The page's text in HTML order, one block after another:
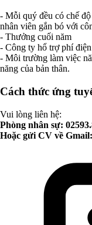
- Mỗi quý đều có chế
nhân viên gắn bó với
- Thưởng cuối năm
- Công ty hổ trợ phí
- Môi trường làm việc
năng của bản thân.
Cách thức ứng
Vui lòng liên hệ:
Phòng nhân sự:
Hoặc gửi CV về Gmail: